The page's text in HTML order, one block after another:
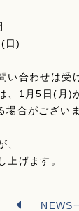
日)
い合わせは受
、1月5日(月)
合がございま
、
上げます。
NEWS